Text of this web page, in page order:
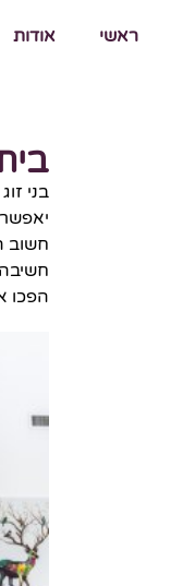
ראשי אודות
בני
חשוב
הפכו